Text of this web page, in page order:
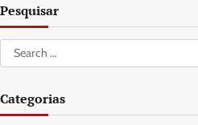
Pesquisar
Search
for:
Categorias